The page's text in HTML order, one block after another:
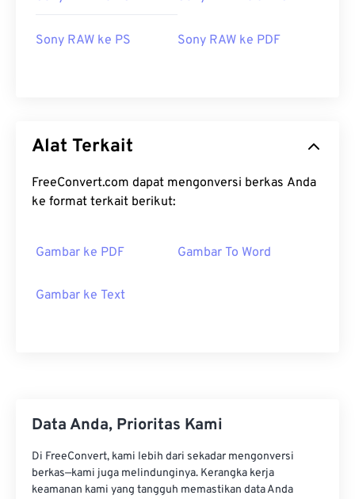
Sony RAW ke PS Sony RAW ke PDF
Alat Terkait
FreeConvert.com dapat mengonversi berkas Anda
ke format terkait berikut:
Gambar ke PDF Gambar To Word
Gambar ke Text
Data Anda, Prioritas Kami
Di FreeConvert, kami lebih dari sekadar mengonversi
berkas—kami juga melindunginya. Kerangka kerja
keamanan kami yang tangguh memastikan data Anda